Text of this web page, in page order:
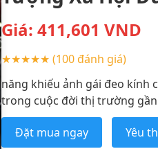
Giá: 411,601 VND
★★★★★ (100 đánh giá)
năng khiếu ảnh gái đeo kính
trong cuộc đời thị trường
Đặt mua ngay
Yêu